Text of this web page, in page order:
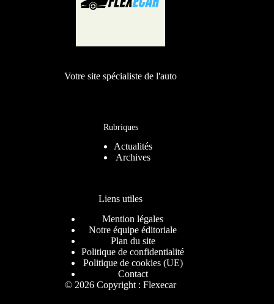
Votre site spécialiste de l'auto
Rubriques
Actualités
Archives
Liens utiles
Mention légales
Notre équipe éditoriale
Plan du site
Politique de confidentialité
Politique de cookies (UE)
Contact
© 2026 Copyright : Flexecar